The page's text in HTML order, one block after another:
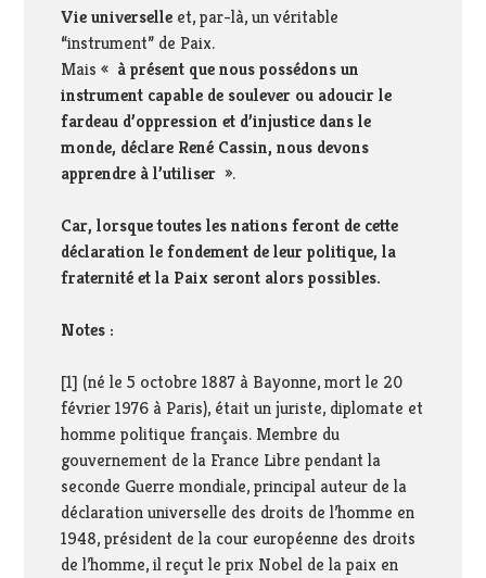
Vie universelle et, par-là, un véritable
“instrument” de Paix.
Mais « à présent que nous possédons un
instrument capable de soulever ou adoucir le
fardeau d’oppression et d’injustice dans le
monde, déclare René Cassin, nous devons
apprendre à l’utiliser ».
Car, lorsque toutes les nations feront de cette
déclaration le fondement de leur politique, la
fraternité et la Paix seront alors possibles.
Notes :
[1] (né le 5 octobre 1887 à Bayonne, mort le 20
février 1976 à Paris), était un juriste, diplomate et
homme politique français. Membre du
gouvernement de la France Libre pendant la
seconde Guerre mondiale, principal auteur de la
déclaration universelle des droits de l’homme en
1948, président de la cour européenne des droits
de l’homme, il reçut le prix Nobel de la paix en